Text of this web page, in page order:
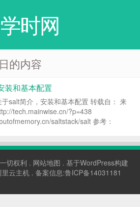
学时网
的内容
装和基本配置
于salt简介，安装和基本配置 转载自： 来
tech.mainwise.cn/?p=438
saltstack/salt 参考：
切权利 . 网站地图 . 基于WordPress构建
里云主机 . 备案信息:鲁ICP备14031181